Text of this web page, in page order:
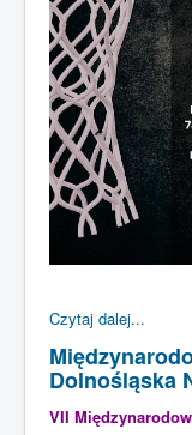
Czytaj dalej...
Dolnośląska
VII